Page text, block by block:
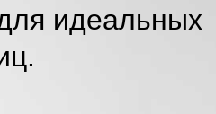
идеальных